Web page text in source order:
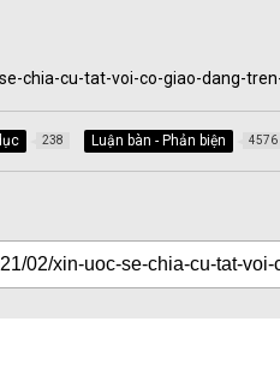
chia-cu-tat-voi-co-giao-dang-
238 Luận bàn - Phản biện 4576